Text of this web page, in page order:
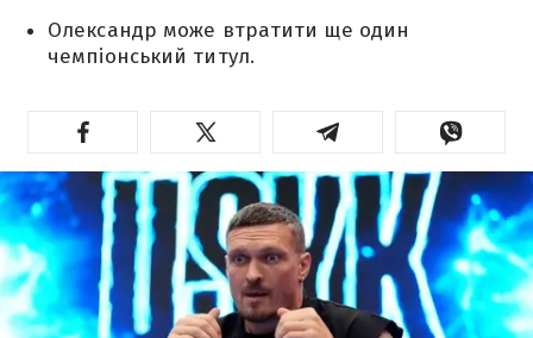
Олександр може втратити ще один
чемпіонський титул.